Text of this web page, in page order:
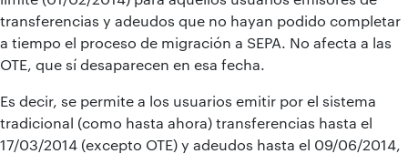
transferencias y adeudos que no hayan podido completar
a tiempo el proceso de migración a SEPA. No afecta a las
OTE, que sí desaparecen en esa fecha.
Es decir, se permite a los usuarios emitir por el sistema
tradicional (como hasta ahora) transferencias hasta el
17/03/2014 (excepto OTE) y adeudos hasta el 09/06/2014,